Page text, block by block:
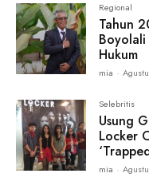
Regional
Tahun
Hukum
mia -
Selebritis
Usung
Locker
mia -